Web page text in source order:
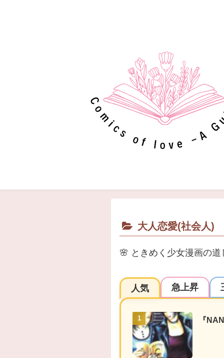
大人恋愛(社会人)
🌸 ときめく少女漫画の道
人気 急上昇
『